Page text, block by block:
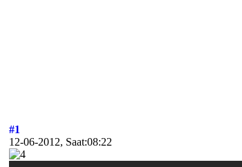
#1
12-06-2012, Saat:08:22